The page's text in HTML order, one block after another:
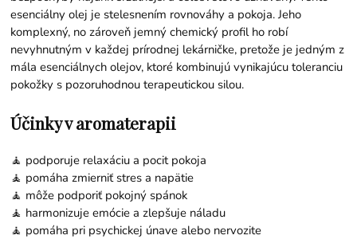
esenciálny olej je stelesnením rovnováhy a pokoja. Jeho
komplexný, no zároveň jemný chemický profil ho robí
nevyhnutným v každej prírodnej lekárničke, pretože je jedným z
mála esenciálnych olejov, ktoré kombinujú vynikajúcu toleranciu
pokožky s pozoruhodnou terapeutickou silou.
Účinky v aromaterapii
🧘 podporuje relaxáciu a pocit pokoja
🧘 pomáha zmierniť stres a napätie
🧘 môže podporiť pokojný spánok
🧘 harmonizuje emócie a zlepšuje náladu
🧘 pomáha pri psychickej únave alebo nervozite